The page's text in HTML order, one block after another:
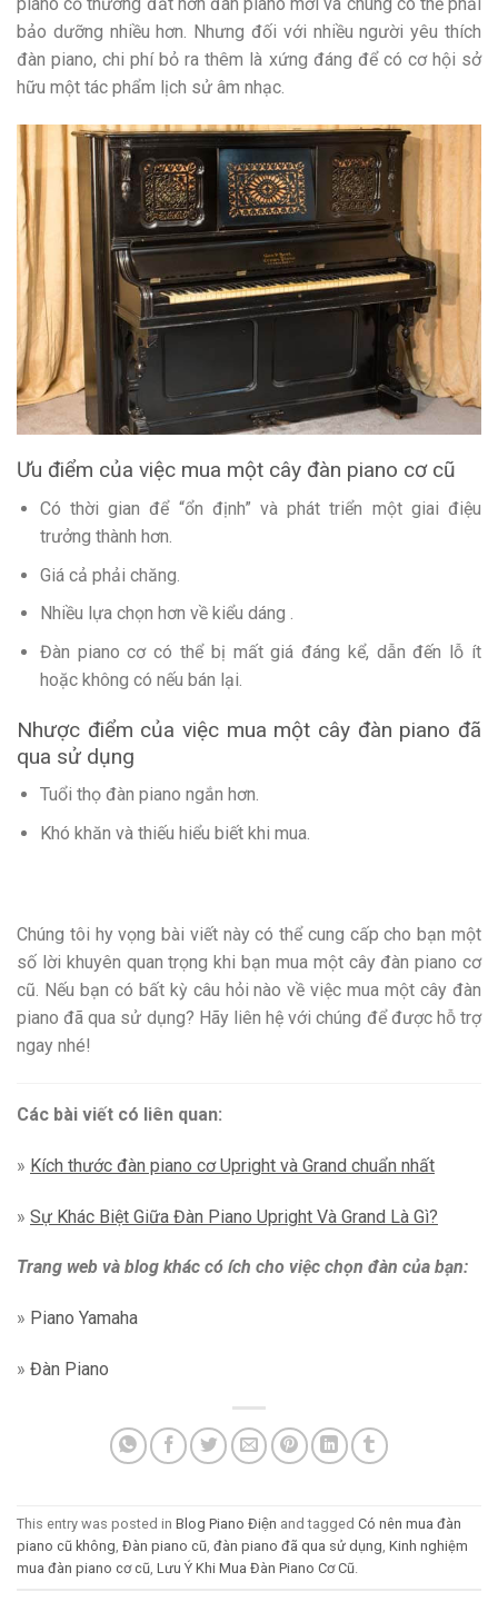
bảo dưỡng nhiều hơn. Nhưng đối với nhiều người yêu thích
đàn piano, chi phí bỏ ra thêm là xứng đáng để có cơ hội sở
hữu một tác phẩm lịch sử âm nhạc.
Ưu điểm của việc mua một cây đàn piano cơ cũ
Có thời gian để “ổn định” và phát triển một giai điệu
trưởng thành hơn.
Giá cả phải chăng.
Nhiều lựa chọn hơn về kiểu dáng .
Đàn piano cơ có thể bị mất giá đáng kể, dẫn đến lỗ ít
hoặc không có nếu bán lại.
Nhược điểm của việc mua một cây đàn piano đã
qua sử dụng
Tuổi thọ đàn piano ngắn hơn.
Khó khăn và thiếu hiểu biết khi mua.
Chúng tôi hy vọng bài viết này có thể cung cấp cho bạn một
số lời khuyên quan trọng khi bạn mua một cây đàn piano cơ
cũ. Nếu bạn có bất kỳ câu hỏi nào về việc mua một cây đàn
piano đã qua sử dụng? Hãy liên hệ với chúng để được hỗ trợ
ngay nhé!
Các bài viết có liên quan:
» Kích thước đàn piano cơ Upright và Grand chuẩn nhất
» Sự Khác Biệt Giữa Đàn Piano Upright Và Grand Là Gì?
Trang web và blog khác có ích cho việc chọn đàn của bạn:
» Piano Yamaha
» Đàn Piano
This entry was posted in Blog Piano Điện and tagged Có nên mua đàn
piano cũ không, Đàn piano cũ, đàn piano đã qua sử dụng, Kinh nghiệm
mua đàn piano cơ cũ, Lưu Ý Khi Mua Đàn Piano Cơ Cũ.